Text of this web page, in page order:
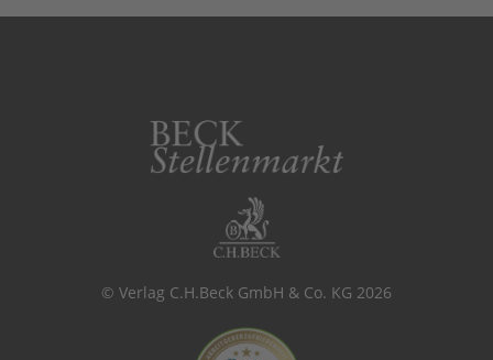
© Verlag C.H.Beck GmbH & Co. KG 2026